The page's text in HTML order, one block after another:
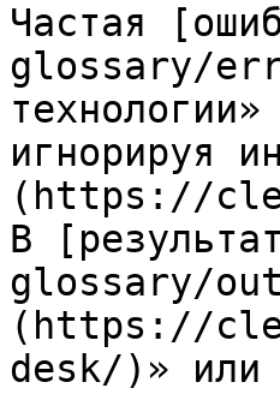
Частая
glossary/
игнорируя
(https://
В
glossary/
(https://
desk/)» или